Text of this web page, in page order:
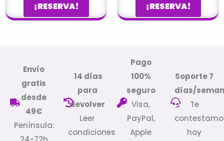
¡RESERVA! ¡RESERVA!
Envío
gratis
desde
49€
Península:
14 días
para
devolver
Leer
condiciones
Pago
100%
seguro
Visa,
PayPal,
Apple
Soporte 7
días/
Te
hoy